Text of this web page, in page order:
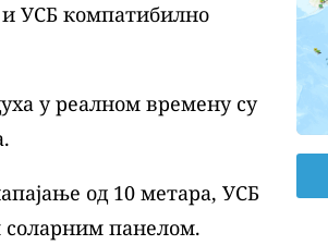
УСБ компатибилно
у реалном времену су
од 10 метара, УСБ
панелом.